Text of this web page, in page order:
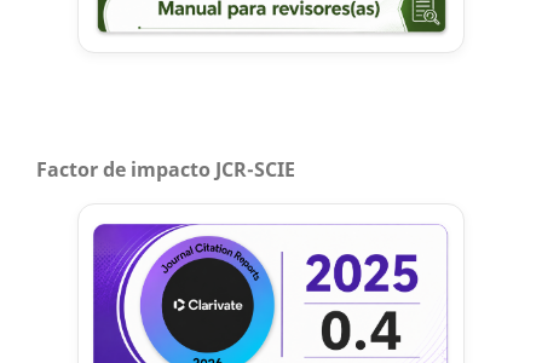
Factor de impacto JCR-SCIE